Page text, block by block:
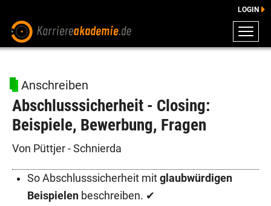
ENGLISCHE DOWNLOADS
E-LEARNING
FAQ
BERATUNG
LOGIN
Anschreiben
Abschlusssicherheit - Closing:
Beispiele, Bewerbung, Fragen
Von Püttjer - Schnierda
So Abschlusssicherheit mit glaubwürdigen
Beispielen beschreiben. ✔